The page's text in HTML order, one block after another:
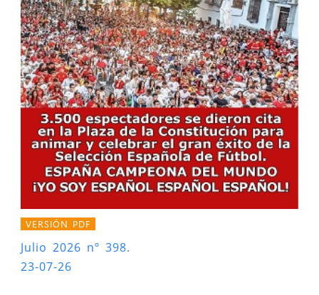
VERSIÓN PDF
Julio 2026 nº 398.
23-07-26